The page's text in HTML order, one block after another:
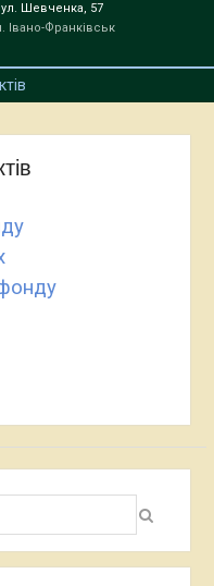
Шевченка, 57
Івано-Франківськ